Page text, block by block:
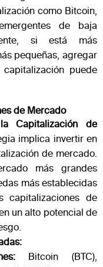
como Bitcoin,
de baja
si está más
pequeñas, agregar
puede
de Mercado
Capitalización de
implica invertir en
de mercado.
más grandes
más establecidas
capitalizaciones de
un alto potencial de
Bitcoin (BTC),